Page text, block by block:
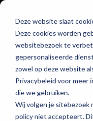
Deze website slaat
Deze cookies worden
websitebezoek te
gepersonaliseerde
zowel op deze website
Privacybeleid voor meer
die we gebruiken.
Wij volgen je sitebezoek
policy niet accepteert.
Home
Op deze pagina
ondernemen.